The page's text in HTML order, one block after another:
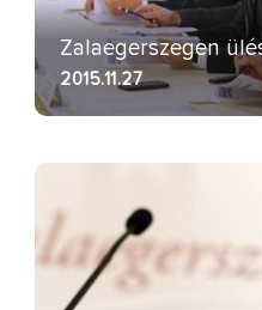
Zalaegerszegen
2015.11.27